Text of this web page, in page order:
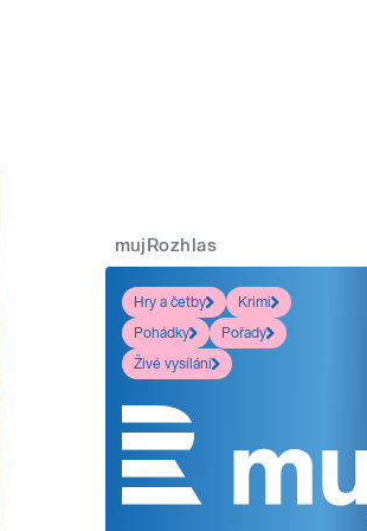
mujRozhlas
Hry a četby
Krimi
Pohádky
Pořady
Živé vysílání